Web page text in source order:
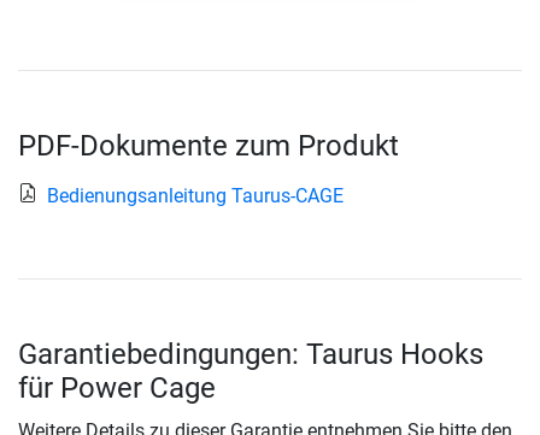
PDF-Dokumente zum Produkt
Bedienungsanleitung Taurus-CAGE
Garantiebedingungen: Taurus Hooks
für Power Cage